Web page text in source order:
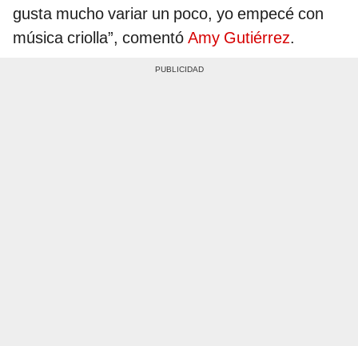
gusta mucho variar un poco, yo empecé con
música criolla”, comentó Amy Gutiérrez.